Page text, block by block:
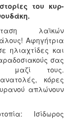
του κυρ-
λαϊκών
Αφηγήτρια
ηλιαχτίδες και
σας
μαζί τους.
κόρες
απλώνουν
Ισίδωρος